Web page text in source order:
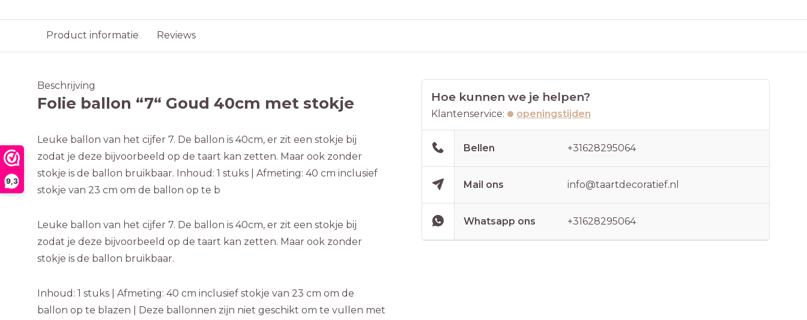
9,3
Product informatie Reviews
Beschrijving
Folie ballon “7“ Goud 40cm met stokje
Leuke ballon van het cijfer 7. De ballon is 40cm, er zit een stokje bij
zodat je deze bijvoorbeeld op de taart kan zetten. Maar ook zonder
stokje is de ballon bruikbaar. Inhoud: 1 stuks | Afmeting: 40 cm inclusief
stokje van 23 cm om de ballon op te b
Leuke ballon van het cijfer 7. De ballon is 40cm, er zit een stokje bij
zodat je deze bijvoorbeeld op de taart kan zetten. Maar ook zonder
stokje is de ballon bruikbaar.
Inhoud: 1 stuks | Afmeting: 40 cm inclusief stokje van 23 cm om de
ballon op te blazen | Deze ballonnen zijn niet geschikt om te vullen met
Hoe kunnen we je helpen?
Klantenservice: openingstijden
Bellen +31628295064
Mail ons info@taartdecoratief.nl
Whatsapp ons +31628295064